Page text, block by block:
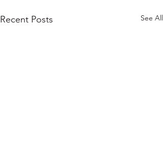
Recent Posts See All